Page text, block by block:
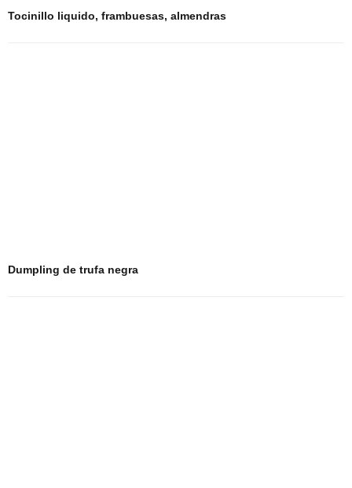
Tocinillo liquido, frambuesas, almendras
Dumpling de trufa negra